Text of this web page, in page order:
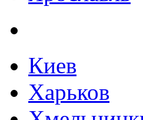
Киев
Харьков